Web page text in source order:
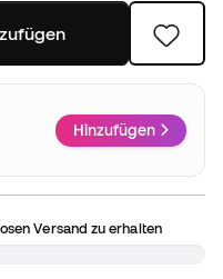
Hinzufügen
Versand zu erhalten